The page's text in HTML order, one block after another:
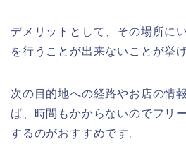
デメリットとして、その場所に
を行うことが出来ないことが挙
次の目的地への経路やお店の情
ば、時間もかからないのでフリ
するのがおすすめです。